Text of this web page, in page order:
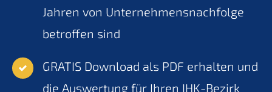
Jahren von Unternehmensnachfolge
betroffen sind
GRATIS Download als PDF erhalten und
die Auswertung für Ihren IHK-Bezirk